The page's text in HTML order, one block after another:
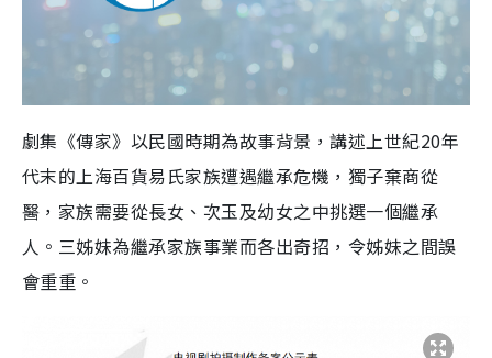
劇集《傳家》以民國時期為故事背景，講述上世紀20年
代末的上海百貨易氏家族遭遇繼承危機，獨子棄商從
醫，家族需要從長女、次玉及幼女之中挑選一個繼承
人。三姊妹為繼承家族事業而各出奇招，令姊妹之間誤
會重重。